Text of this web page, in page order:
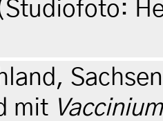
mit Vaccinium